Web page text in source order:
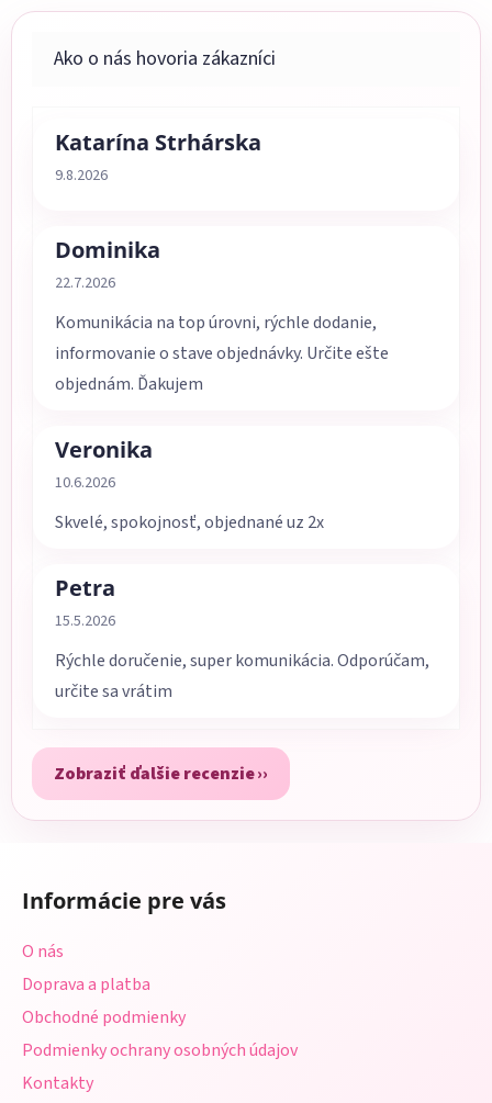
Katarína Strhárska
Hodnotenie obchodu je 5 z 5 hviezdičiek.
9.8.2026
Dominika
Hodnotenie obchodu je 5 z 5 hviezdičiek.
22.7.2026
Komunikácia na top úrovni, rýchle dodanie,
informovanie o stave objednávky. Určite ešte
objednám. Ďakujem
Veronika
Hodnotenie obchodu je 5 z 5 hviezdičiek.
10.6.2026
Skvelé, spokojnosť, objednané uz 2x
Petra
Hodnotenie obchodu je 5 z 5 hviezdičiek.
15.5.2026
Rýchle doručenie, super komunikácia. Odporúčam,
určite sa vrátim
Zobraziť ďalšie recenzie
Informácie pre vás
O nás
Doprava a platba
Obchodné podmienky
Podmienky ochrany osobných údajov
Kontakty